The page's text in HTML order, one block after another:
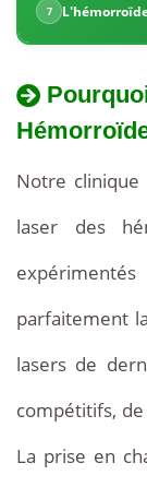
consultation
coûte
7
Notre
laser des
parfaitement
lasers de
compétitifs,
La prise en